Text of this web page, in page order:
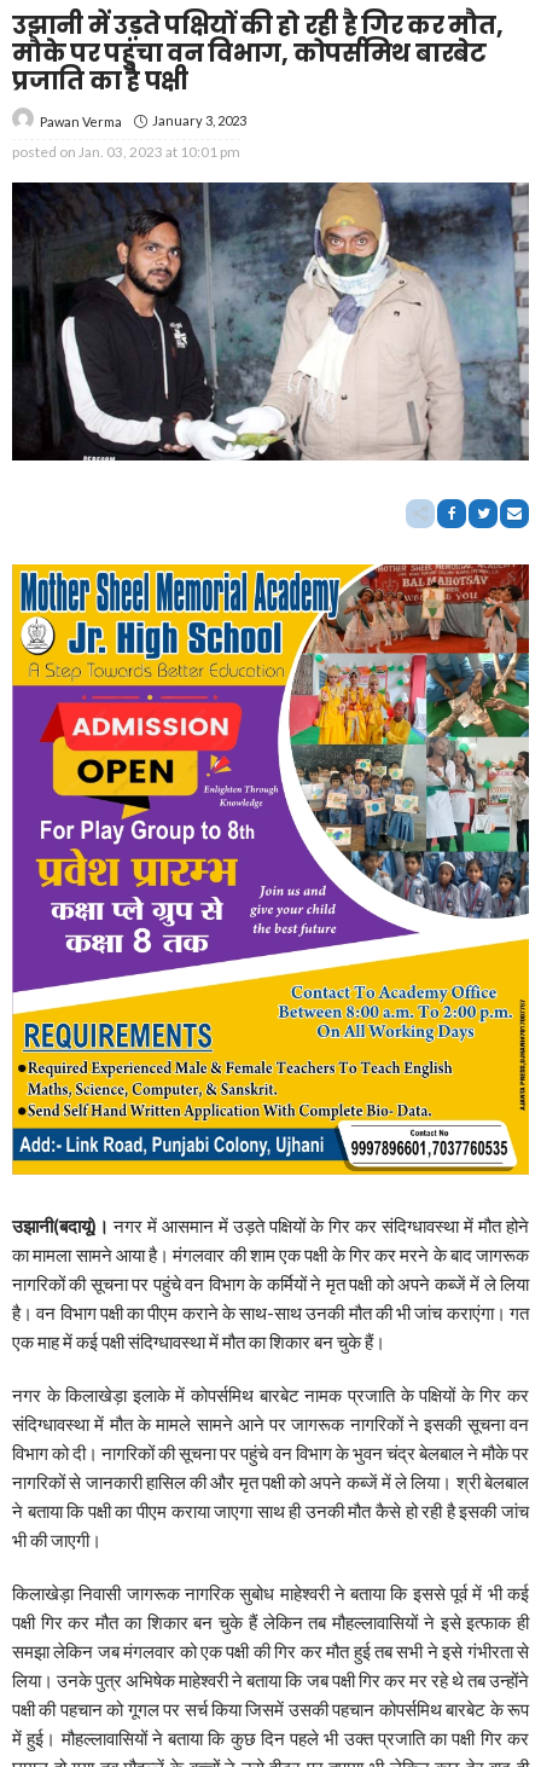
उझानी में उड़ते पक्षियों की हो रही है गिर कर मौत,
मौके पर पहुंचा वन विभाग, कोपर्समिथ बारबेट
प्रजाति का है पक्षी
Pawan Verma January 3, 2023
posted on Jan. 03, 2023 at 10:01 pm
उझानी(बदायूं)। नगर में आसमान में उड़ते पक्षियों के गिर कर संदिग्धावस्था में मौत होने
का मामला सामने आया है। मंगलवार की शाम एक पक्षी के गिर कर मरने के बाद जागरूक
नागरिकों की सूचना पर पहुंचे वन विभाग के कर्मियों ने मृत पक्षी को अपने कब्जें में ले लिया
है। वन विभाग पक्षी का पीएम कराने के साथ-साथ उनकी मौत की भी जांच कराएंगा। गत
एक माह में कई पक्षी संदिग्धावस्था में मौत का शिकार बन चुके हैं।
नगर के किलाखेड़ा इलाके में कोपर्समिथ बारबेट नामक प्रजाति के पक्षियों के गिर कर
संदिग्धावस्था में मौत के मामले सामने आने पर जागरूक नागरिकों ने इसकी सूचना वन
विभाग को दी। नागरिकों की सूचना पर पहुंचे वन विभाग के भुवन चंद्र बेलबाल ने मौके पर
नागरिकों से जानकारी हासिल की और मृत पक्षी को अपने कब्जें में ले लिया। श्री बेलबाल
ने बताया कि पक्षी का पीएम कराया जाएगा साथ ही उनकी मौत कैसे हो रही है इसकी जांच
भी की जाएगी।
किलाखेड़ा निवासी जागरूक नागरिक सुबोध माहेश्वरी ने बताया कि इससे पूर्व में भी कई
पक्षी गिर कर मौत का शिकार बन चुके हैं लेकिन तब मौहल्लावासियों ने इसे इत्फाक ही
समझा लेकिन जब मंगलवार को एक पक्षी की गिर कर मौत हुई तब सभी ने इसे गंभीरता से
लिया। उनके पुत्र अभिषेक माहेश्वरी ने बताया कि जब पक्षी गिर कर मर रहे थे तब उन्होंने
पक्षी की पहचान को गूगल पर सर्च किया जिसमें उसकी पहचान कोपर्समिथ बारबेट के रूप
में हुई। मौहल्लावासियों ने बताया कि कुछ दिन पहले भी उक्त प्रजाति का पक्षी गिर कर